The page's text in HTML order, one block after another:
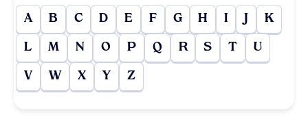
A B C D E F G H I J K
L M N O P Q R S T U
V W X Y Z